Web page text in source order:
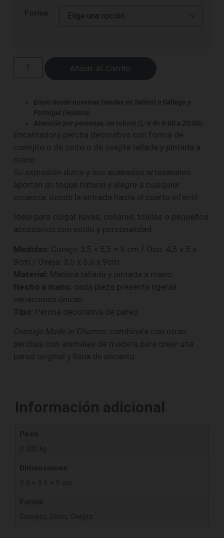
Añadir Al Carrito
Envío desde nuestras tiendas en Sallent e Gállego y
Formigal (Huesca)
Atención por personas, no robots (L-V de 9:00 a 20:00).
Encantadora percha decorativa con forma de
conejito o de osito o de ovejita tallada y pintada a
mano .
Su expresión dulce y sus acabados artesanales
aportan un toque natural y alegre a cualquier
estancia, desde la entrada hasta el cuarto infantil.
Ideal para colgar llaves, collares, toallas o pequeños
accesorios con estilo y personalidad.
Medidas: Conejo:3,5 × 5,5 × 9 cm / Oso: 4,5 x 5 x
9cm / Oveja: 3,5 x 5,5 x 9cm
Material: Madera tallada y pintada a mano
Hecho a mano: cada pieza presenta ligeras
variaciones únicas
Tipo: Percha decorativa de pared
Consejo Made in Charme: combínala con otras
perchas con animales de madera para crear una
pared original y llena de encanto.
Información adicional
Dimensiones
3.5 × 5.5 × 9 cm